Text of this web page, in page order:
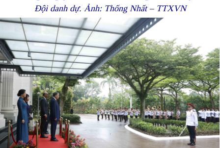
Đội danh dự. Ảnh: Thống Nhất – TTXVN